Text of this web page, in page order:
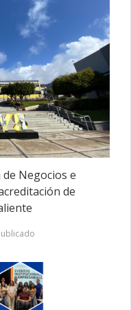
Negocios e
de